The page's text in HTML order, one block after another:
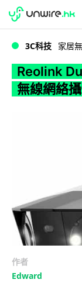
WWDC 2026
3C科技 家居
Reolink
無線網絡
作者
Edward